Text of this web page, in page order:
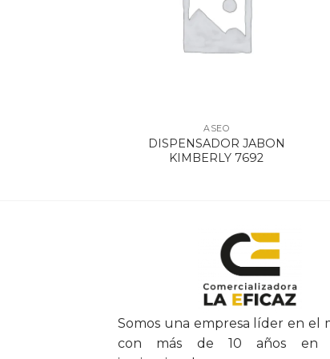
ASEO
DISPENSADOR JABON
KIMBERLY 7692
Somos una empresa líder en el
con más de 10 años en